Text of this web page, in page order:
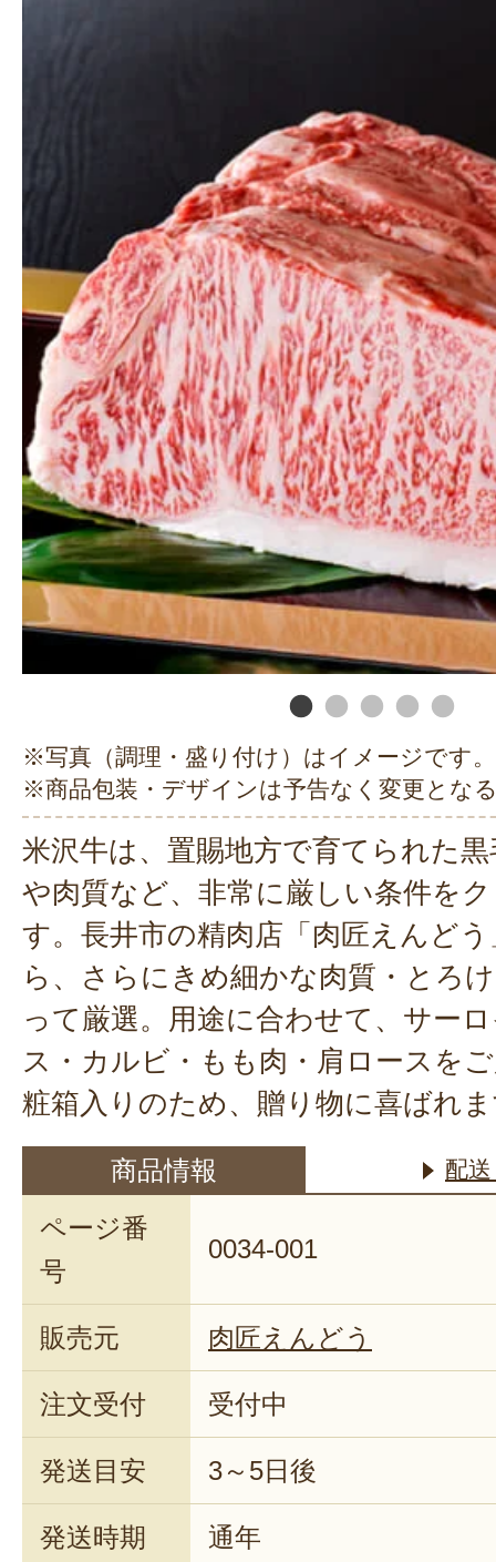
※写真（調理・盛り付け）はイメージです。
※商品包装・デザインは予告なく変更とな
米沢牛は、置賜地方で育てられた
や肉質など、非常に厳しい条件を
す。長井市の精肉店「肉匠えんど
ら、さらにきめ細かな肉質・とろ
って厳選。用途に合わせて、サー
ス・カルビ・もも肉・肩ロースを
粧箱入りのため、贈り物に喜ばれ
商品情報 配
ページ番
号
0034-001
販売元 肉匠えんどう
注文受付 受付中
発送目安 3～5日後
発送時期 通年